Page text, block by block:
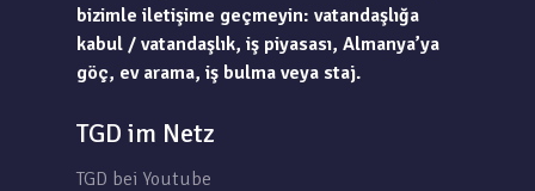
bizimle iletişime geçmeyin: vatandaşlığa
kabul / vatandaşlık, iş piyasası, Almanya’ya
göç, ev arama, iş bulma veya staj.
TGD im Netz
TGD bei Youtube